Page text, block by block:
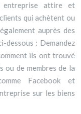
entreprise attire et
qui achètent ou
auprès des
dessous : Demandez
ils ont trouvé
ou de membres de la
Facebook et
sur les biens